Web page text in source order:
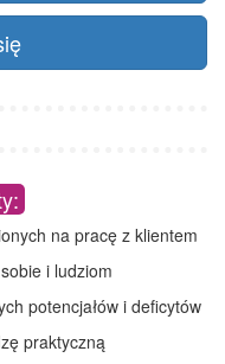
na pracę z klientem
i ludziom
potencjałów i deficytów
praktyczną